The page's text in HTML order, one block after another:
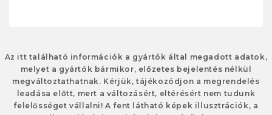
Az itt található információk a gyártók által megadott adatok,
melyet a gyártók bármikor, előzetes bejelentés nélkül
megváltoztathatnak. Kérjük, tájékozódjon a megrendelés
leadása előtt, mert a változásért, eltérésért nem tudunk
felelősséget vállalni! A fent látható képek illusztrációk, a